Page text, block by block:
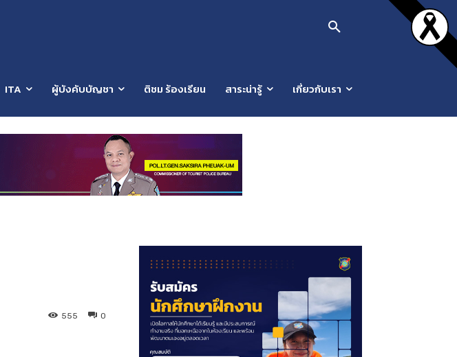
ITA ผู้บังคับบัญชา ติชม ร้องเรียน สาระน่ารู้ เกี่ยวกับเรา
0
555